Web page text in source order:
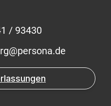
/ 93430